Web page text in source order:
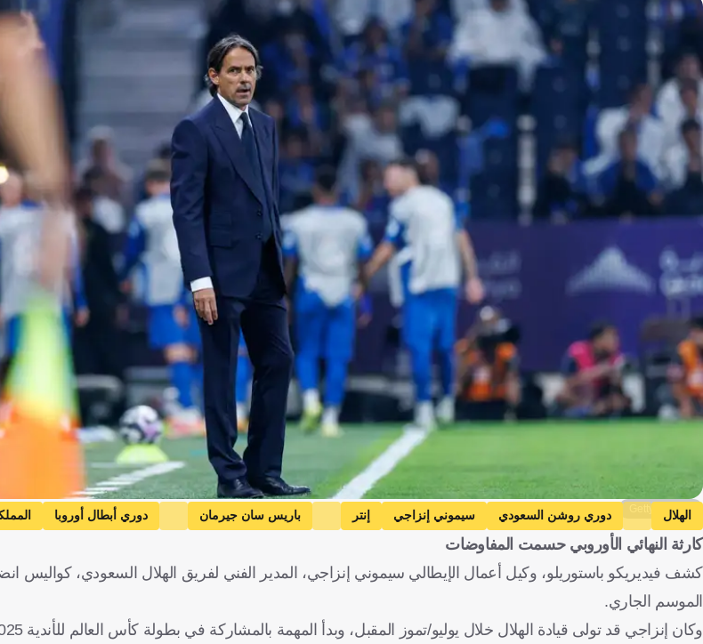
Getty Images
الهلال دوري روشن السعودي سيموني إنزاجي إنتر باريس سان جيرمان دوري أبطال أوروبا
فرنسا
كرة قدم
كارثة النهائي الأوروبي حسمت المفاوضات
كشف فيديريكو باستوريلو، وكيل أعمال الإيطالي سيموني إنزاجي، المدير الفني لفريق الهلال السعودي، كواليس
الموسم الجاري.